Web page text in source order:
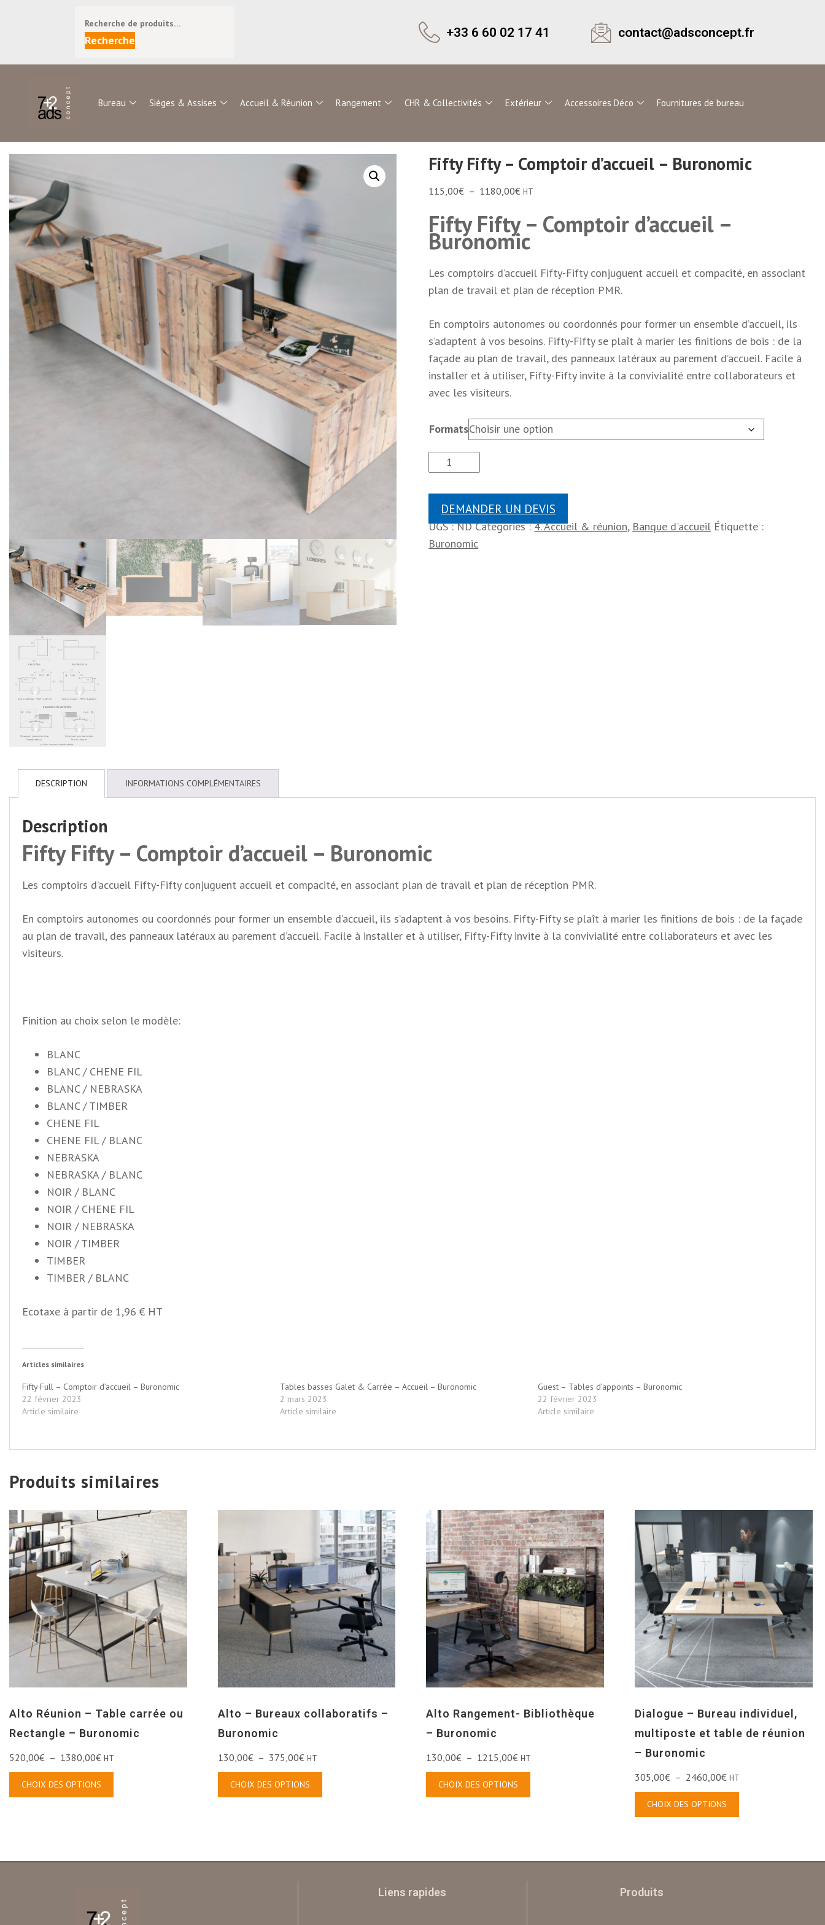
Recherche
+33 6 60 02 17 41 contact@adsconcept.fr
Bureau Sièges & Assises Accueil & Réunion Rangement CHR & Collectivités Extérieur Accessoires Déco Fournitures de bureau
Fifty Fifty – Comptoir d’accueil – Buronomic
115,00€ – 1180,00€ HT
Fifty Fifty – Comptoir d’accueil –
Buronomic
Les comptoirs d’accueil Fifty-Fifty conjuguent accueil et compacité, en associant
plan de travail et plan de réception PMR.
En comptoirs autonomes ou coordonnés pour former un ensemble d’accueil, ils
s’adaptent à vos besoins. Fifty-Fifty se plaît à marier les finitions de bois : de la
façade au plan de travail, des panneaux latéraux au parement d’accueil. Facile à
installer et à utiliser, Fifty-Fifty invite à la convivialité entre collaborateurs et
avec les visiteurs.
Formats
DEMANDER UN DEVIS
UGS :ND Catégories :4. Accueil & réunion, Banque d'accueil Étiquette :
Buronomic
DESCRIPTION INFORMATIONS COMPLÉMENTAIRES
Description
Fifty Fifty – Comptoir d’accueil – Buronomic
Les comptoirs d’accueil Fifty-Fifty conjuguent accueil et compacité, en associant plan de travail et plan de réception PMR.
En comptoirs autonomes ou coordonnés pour former un ensemble d’accueil, ils s’adaptent à vos besoins. Fifty-Fifty se plaît à marier les finitions de bois : de la façade
au plan de travail, des panneaux latéraux au parement d’accueil. Facile à installer et à utiliser, Fifty-Fifty invite à la convivialité entre collaborateurs et avec les
visiteurs.
Finition au choix selon le modèle:
BLANC
BLANC / CHENE FIL
BLANC / NEBRASKA
BLANC / TIMBER
CHENE FIL
CHENE FIL / BLANC
NEBRASKA
NEBRASKA / BLANC
NOIR / BLANC
NOIR / CHENE FIL
NOIR / NEBRASKA
NOIR / TIMBER
TIMBER
TIMBER / BLANC
Ecotaxe à partir de 1,96 € HT
Articles similaires
Fifty Full – Comptoir d’accueil – Buronomic
22 février 2023
Article similaire
Tables basses Galet & Carrée – Accueil – Buronomic
2 mars 2023
Article similaire
Guest – Tables d’appoints – Buronomic
22 février 2023
Article similaire
Produits similaires
Alto Réunion – Table carrée ou
Rectangle – Buronomic
520,00€ – 1380,00€ HT
CHOIX DES OPTIONS
Alto – Bureaux collaboratifs –
Buronomic
130,00€ – 375,00€ HT
CHOIX DES OPTIONS
Alto Rangement- Bibliothèque
– Buronomic
130,00€ – 1215,00€ HT
CHOIX DES OPTIONS
Dialogue – Bureau individuel,
multiposte et table de réunion
– Buronomic
305,00€ – 2460,00€ HT
CHOIX DES OPTIONS
Liens rapides Produits